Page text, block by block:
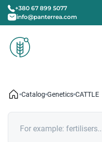
+380 67 899 5077
info@panterrea.com
Catalog Genetics CATTLE